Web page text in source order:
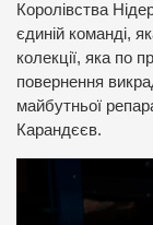
Королівства
єдиній команді,
колекції, яка по
повернення
майбутньої
Карандєєв.